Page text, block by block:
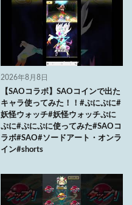
2026年8月8日
【SAOコラボ】SAOコインで出た
キャラ使ってみた！！#ぷにぷに#
妖怪ウォッチ#妖怪ウォッチぷに
ぷに#ぷにぷに使ってみた#SAOコ
ラボ#SAO#ソードアート・オンラ
イン#shorts